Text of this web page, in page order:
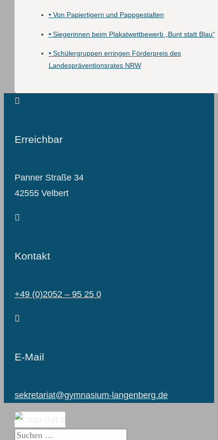
•Von Papiertigern und Pappgestalten
•Siegerinnen beim Plakatwettbewerb „Bunt statt Blau“
•Schülergruppen erringen Förderpreis des
Landespräventionsrates NRW
Erreichbar
Panner Straße 34
42555 Velbert
Kontakt
+49 (0)2052 – 95 25 0
E-Mail
sekretariat@gymnasium-langenberg.de
Suchen